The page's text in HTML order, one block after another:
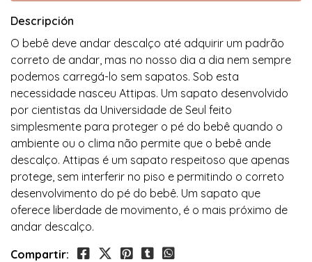
Descripción
O bebê deve andar descalço até adquirir um padrão
correto de andar, mas no nosso dia a dia nem sempre
podemos carregá-lo sem sapatos. Sob esta
necessidade nasceu Attipas. Um sapato desenvolvido
por cientistas da Universidade de Seul feito
simplesmente para proteger o pé do bebê quando o
ambiente ou o clima não permite que o bebê ande
descalço. Attipas é um sapato respeitoso que apenas
protege, sem interferir no piso e permitindo o correto
desenvolvimento do pé do bebê. Um sapato que
oferece liberdade de movimento, é o mais próximo de
andar descalço.
Compartir: